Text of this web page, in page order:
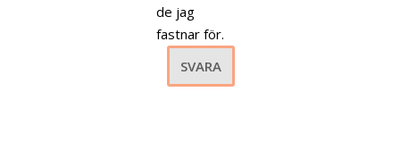
de jag
fastnar för.
SVARA